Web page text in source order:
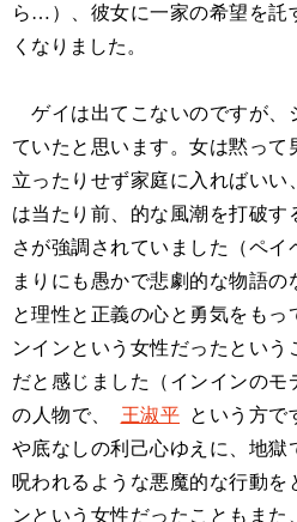
ら…）、彼女に一家の希望を託
くなりました。
ゲイは出てこないのですが、
ていたと思います。女は黙って
立ったりせず家庭に入ればい
は当たり前、的な風潮を打破す
さが強調されていました（ペ
まりにも愚かで悲劇的な物語
と理性と正義の心と勇気をもっ
ンインという女性だったとい
だと感じました（インインのモ
の人物で、
王淑平 という方で
や底なしの利己心ゆえに、地獄
呪われるような悪魔的な行動を
ンという女性だったこともまた